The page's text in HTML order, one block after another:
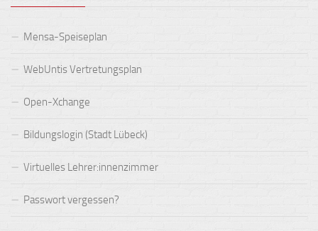
Mensa-Speiseplan
WebUntis Vertretungsplan
Open-Xchange
Bildungslogin (Stadt Lübeck)
Virtuelles Lehrer:innenzimmer
Passwort vergessen?